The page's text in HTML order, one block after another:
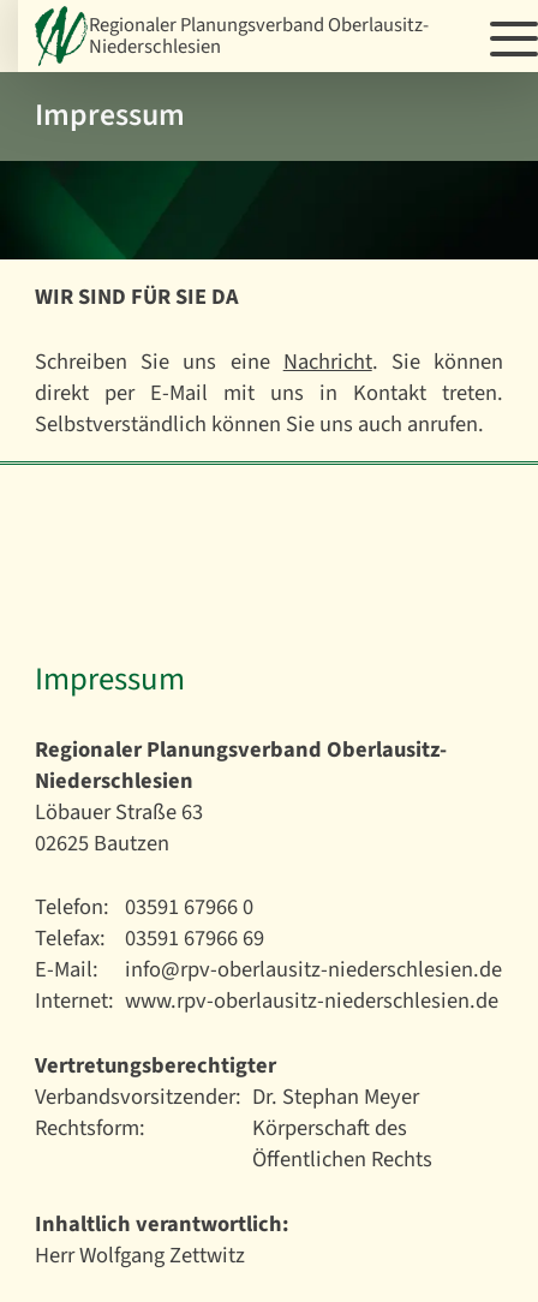
Regionaler Planungsverband Oberlausitz-
Niederschlesien
Impressum
WIR SIND FÜR SIE DA
Schreiben Sie uns eine Nachricht. Sie können
direkt per E-Mail mit uns in Kontakt treten.
Selbstverständlich können Sie uns auch anrufen.
Impressum
Regionaler Planungsverband Oberlausitz-
Niederschlesien
Löbauer Straße 63
02625 Bautzen
Telefon: 03591 67966 0
Telefax:
03591 67966 69
E-Mail:
info@rpv-oberlausitz-niederschlesien.de
Internet: www.rpv-oberlausitz-niederschlesien.de
Vertretungsberechtigter
Verbandsvorsitzender: Dr. Stephan Meyer
Rechtsform:
Körperschaft des
Öffentlichen Rechts
Inhaltlich verantwortlich:
Herr Wolfgang Zettwitz